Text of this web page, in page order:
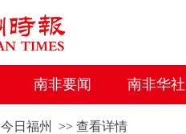
南非要闻 南非华社
今日福州 >> 查看详情